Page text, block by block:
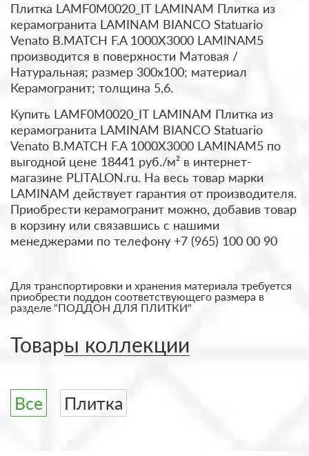
Плитка LAMF0M0020_IT LAMINAM Плитка из
керамогранита LAMINAM BIANCO Statuario
Venato B.MATCH F.A 1000X3000 LAMINAM5
производится в поверхности Матовая /
Натуральная; размер 300x100; материал
Керамогранит; толщина 5,6.
Купить LAMF0M0020_IT LAMINAM Плитка из
керамогранита LAMINAM BIANCO Statuario
Venato B.MATCH F.A 1000X3000 LAMINAM5 по
выгодной цене 18441 руб./м² в интернет-
магазине PLITALON.ru. На весь товар марки
LAMINAM действует гарантия от производителя.
Приобрести керамогранит можно, добавив товар
в корзину или связавшись с нашими
менеджерами по телефону +7 (965) 100 00 90
Для транспортировки и хранения материала требуется
приобрести поддон соответствующего размера в
разделе "ПОДДОН ДЛЯ ПЛИТКИ"
Товары коллекции
Все Плитка